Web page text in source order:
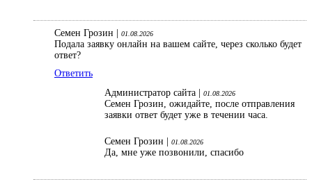
Семен Грозин | 01.08.2026
Подала заявку онлайн на вашем сайте, через сколько будет
ответ?
Ответить
Администратор сайта |
01.08.2026
Семен Грозин, ожидайте, после отправления
заявки ответ будет уже в течении часа.
Семен Грозин | 01.08.2026
Да, мне уже позвонили, спасибо